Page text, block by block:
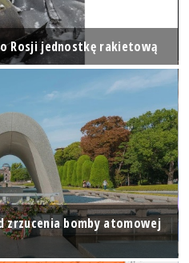
Rosji jednostkę rakietową
zrzucenia bomby atomowej